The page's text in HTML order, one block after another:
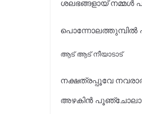
ശലഭങ്ങളായ് നമ്മൾ
പൊന്നോലത്തുമ്പിൽ
ആട്‌ ആട്‌ നീയാടാട്
നക്ഷത്രപ്പൂവേ
അഴകിൻ